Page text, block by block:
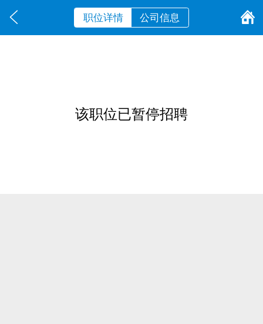
职位详情 公司信息
该职位已暂停招聘